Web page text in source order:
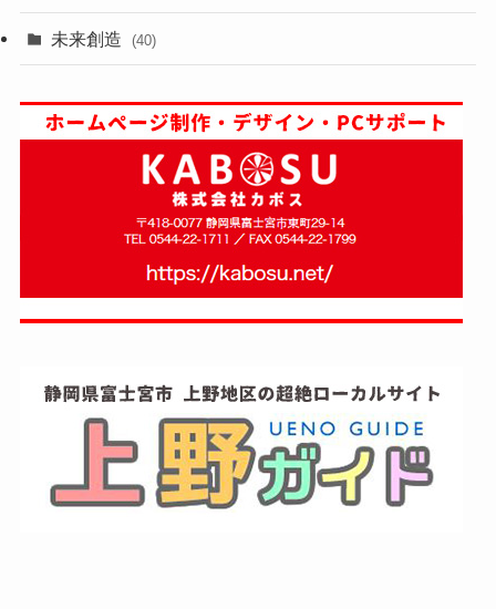
未来創造 (40)